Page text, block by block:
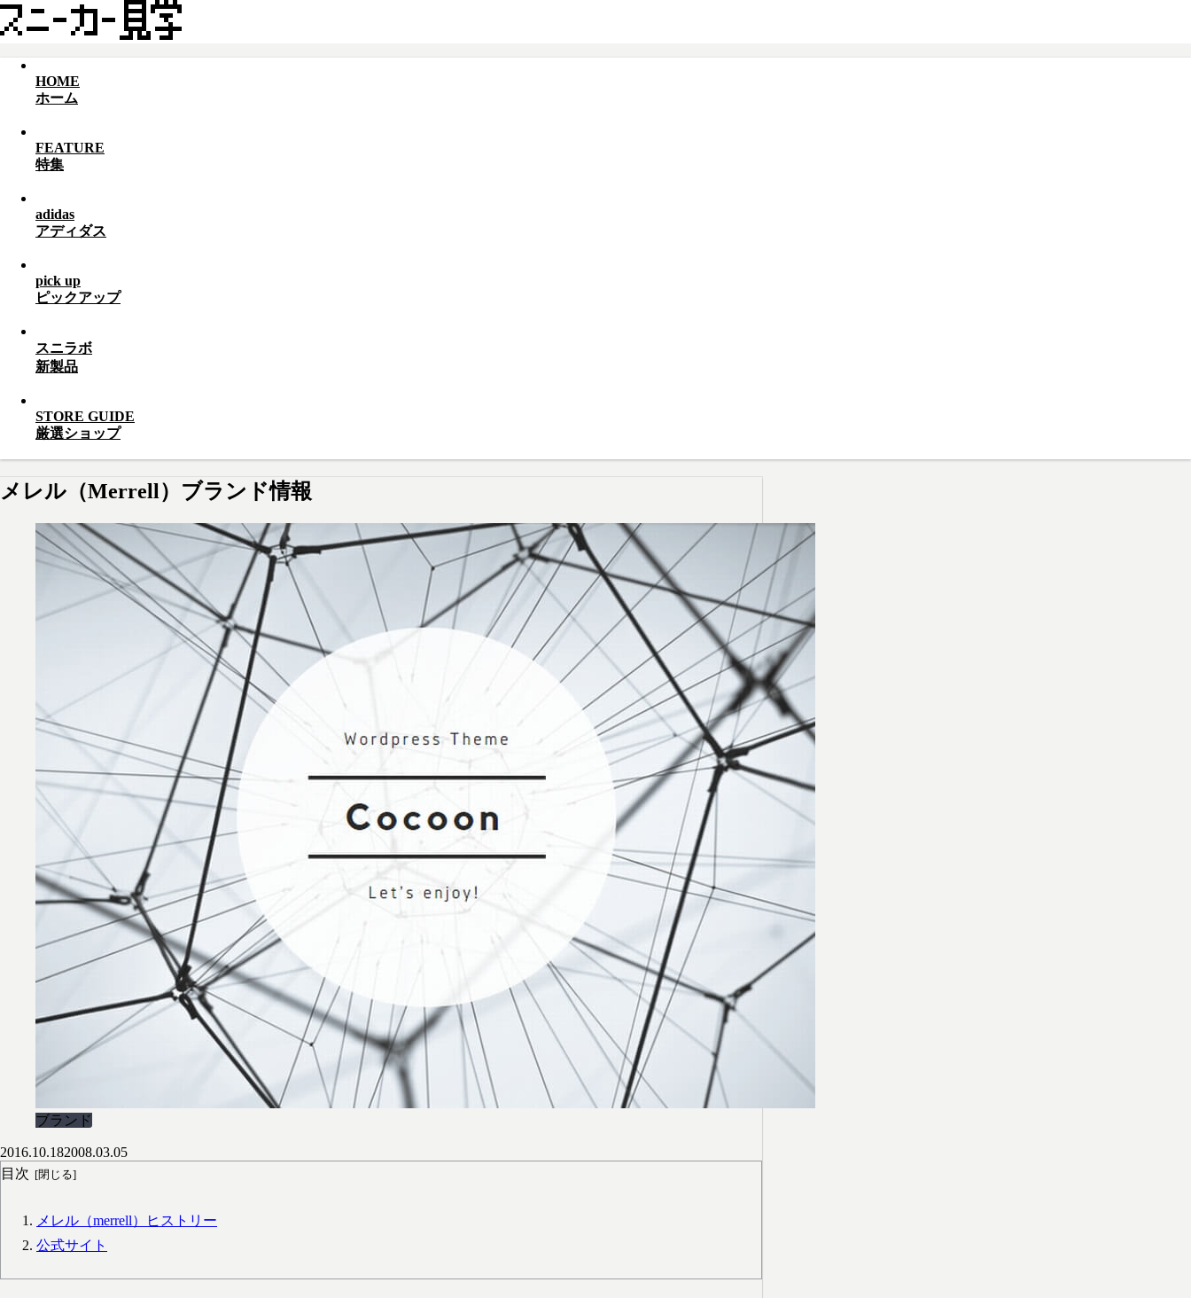
HOME
ホーム
FEATURE
特集
adidas
アディダス
pick up
ピックアップ
スニラボ
新製品
STORE GUIDE
厳選ショップ
メレル（Merrell）ブランド情報
ブランド
2016.10.182008.03.05
目次
メレル（merrell）ヒストリー
公式サイト